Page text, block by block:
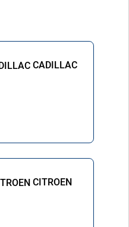
CADILLAC
CITROEN